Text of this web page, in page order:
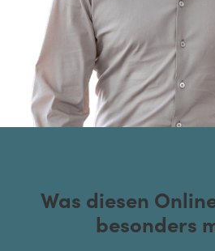
Was diesen
besonders